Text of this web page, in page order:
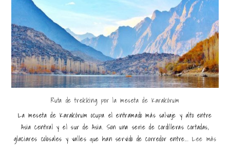
Ruta de trekking por la meseta de Karakórum
La meseta de Karakórum ocupa el entramado más salvaje y alto entre
Asia central y el sur de Asia. Son una serie de cordilleras cortadas,
glaciares colosales y valles que han servido de corredor entre...Lee más